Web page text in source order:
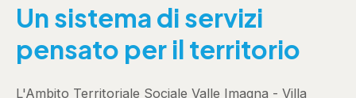
Un sistema di servizi
pensato per il territorio
L'Ambito Territoriale Sociale Valle Imagna - Villa